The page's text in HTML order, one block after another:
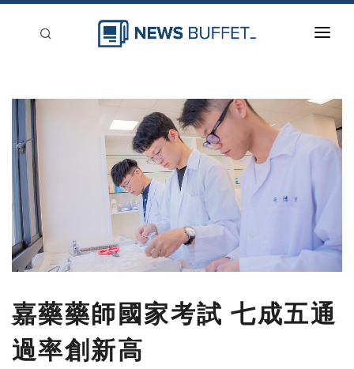
新聞稿分類
嘉藥藥師國家考試 七成五通
過率創新高